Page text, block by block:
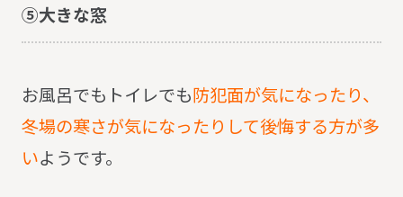
⑤大きな窓
お風呂でもトイレでも防犯面が気になったり、
冬場の寒さが気になったりして後悔する方が多
いようです。